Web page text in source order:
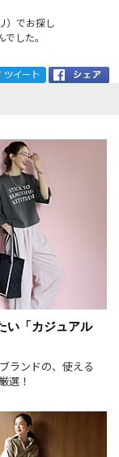
）でお探し
した。
円
着
スト1
画像大
い「カジュアル
ランドの、使える
選！